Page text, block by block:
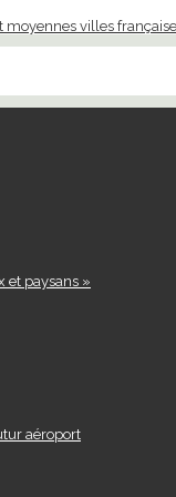
moyennes villes
et paysans »
aéroport